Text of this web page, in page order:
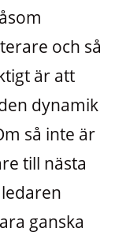
och så
är att
dynamik
så inte är
till nästa
ganska